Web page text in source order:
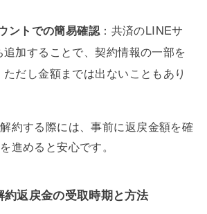
ントでの簡易確認 ：共済のLINEサ
加することで、契約情報の一部を
だし金額までは出ないこともあり
約する際には、事前に返戻金額を確
進めると安心です。
約返戻金の受取時期と方法